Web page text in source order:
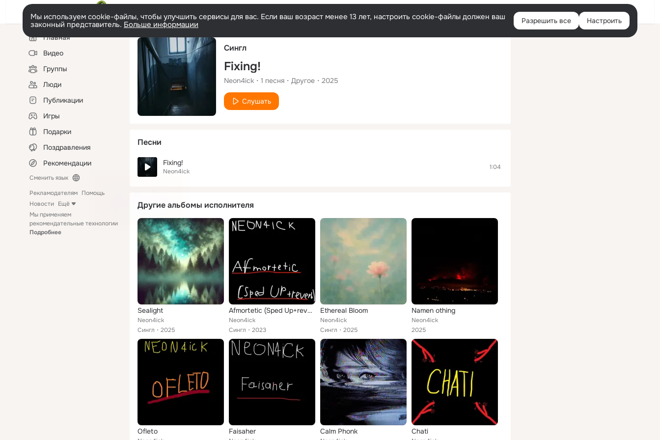
Русский Войти
Мы используем cookie-файлы, чтобы улучшить сервисы для вас. Если ваш возраст менее 13 лет, настроить cookie-файлы должен ваш
законный представитель. Больше информации Разрешить все Настроить
Левая
колонкаГлавная
Видео
Группы
Люди
Публикации
Игры
Подарки
Поздравления
Рекомендации
Сменить язык
Рекламодателям Помощь
Новости Ещё
Мы применяем
рекомендательные технологии
Подробнее
Сингл
Fixing!
Neon4ick 1 песня Другое 2025
Слушать
Песни
Fixing!
Neon4ick
1:04
Другие альбомы исполнителя
Sealight
Neon4ick
Сингл
2025
Afmortetic (Sped Up+reverb)
Neon4ick
Сингл
2023
Ethereal Bloom
Neon4ick
Сингл
2025
Namen othing
Neon4ick
2025
Ofleto Faisaher Calm Phonk Chati